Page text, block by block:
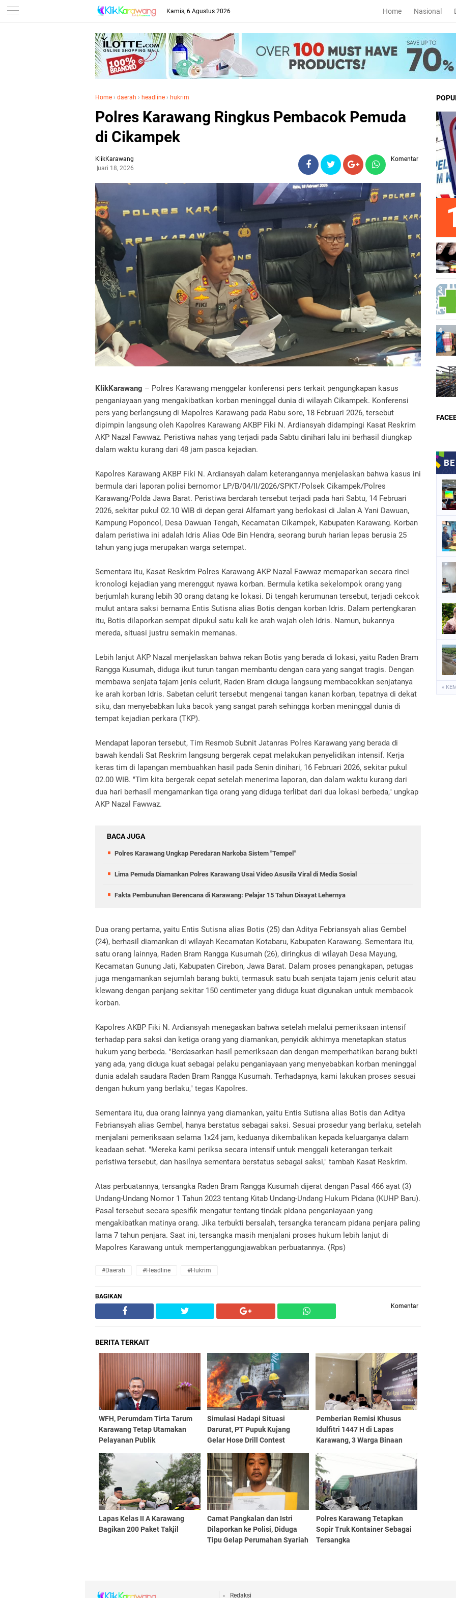
Kamis, 6 Agustus 2026 Home Nasional
Home › daerah › headline › hukrim
Polres Karawang Ringkus Pembacok Pemuda
di Cikampek
KlikKarawang
Februari 18, 2026
Komentar
KlikKarawang – Polres Karawang menggelar konferensi pers terkait pengungkapan kasus
penganiayaan yang mengakibatkan korban meninggal dunia di wilayah Cikampek. Konferensi
pers yang berlangsung di Mapolres Karawang pada Rabu sore, 18 Februari 2026, tersebut
dipimpin langsung oleh Kapolres Karawang AKBP Fiki N. Ardiansyah didampingi Kasat Reskrim
AKP Nazal Fawwaz. Peristiwa nahas yang terjadi pada Sabtu dinihari lalu ini berhasil diungkap
dalam waktu kurang dari 48 jam pasca kejadian.
Kapolres Karawang AKBP Fiki N. Ardiansyah dalam keterangannya menjelaskan bahwa kasus ini
bermula dari laporan polisi bernomor LP/B/04/II/2026/SPKT/Polsek Cikampek/Polres
Karawang/Polda Jawa Barat. Peristiwa berdarah tersebut terjadi pada hari Sabtu, 14 Februari
2026, sekitar pukul 02.10 WIB di depan gerai Alfamart yang berlokasi di Jalan A Yani Dawuan,
Kampung Poponcol, Desa Dawuan Tengah, Kecamatan Cikampek, Kabupaten Karawang. Korban
dalam peristiwa ini adalah Idris Alias Ode Bin Hendra, seorang buruh harian lepas berusia 25
tahun yang juga merupakan warga setempat.
Sementara itu, Kasat Reskrim Polres Karawang AKP Nazal Fawwaz memaparkan secara rinci
kronologi kejadian yang merenggut nyawa korban. Bermula ketika sekelompok orang yang
berjumlah kurang lebih 30 orang datang ke lokasi. Di tengah kerumunan tersebut, terjadi cekcok
mulut antara saksi bernama Entis Sutisna alias Botis dengan korban Idris. Dalam pertengkaran
itu, Botis dilaporkan sempat dipukul satu kali ke arah wajah oleh Idris. Namun, bukannya
mereda, situasi justru semakin memanas.
Lebih lanjut AKP Nazal menjelaskan bahwa rekan Botis yang berada di lokasi, yaitu Raden Bram
Rangga Kusumah, diduga ikut turun tangan membantu dengan cara yang sangat tragis. Dengan
membawa senjata tajam jenis celurit, Raden Bram diduga langsung membacokkan senjatanya
ke arah korban Idris. Sabetan celurit tersebut mengenai tangan kanan korban, tepatnya di dekat
siku, dan menyebabkan luka bacok yang sangat parah sehingga korban meninggal dunia di
tempat kejadian perkara (TKP).
Mendapat laporan tersebut, Tim Resmob Subnit Jatanras Polres Karawang yang berada di
bawah kendali Sat Reskrim langsung bergerak cepat melakukan penyelidikan intensif. Kerja
keras tim di lapangan membuahkan hasil pada Senin dinihari, 16 Februari 2026, sekitar pukul
02.00 WIB. "Tim kita bergerak cepat setelah menerima laporan, dan dalam waktu kurang dari
dua hari berhasil mengamankan tiga orang yang diduga terlibat dari dua lokasi berbeda," ungkap
AKP Nazal Fawwaz.
BACA JUGA
Polres Karawang Ungkap Peredaran Narkoba Sistem "Tempel"
Lima Pemuda Diamankan Polres Karawang Usai Video Asusila Viral di Media Sosial
Fakta Pembunuhan Berencana di Karawang: Pelajar 15 Tahun Disayat Lehernya
Dua orang pertama, yaitu Entis Sutisna alias Botis (25) dan Aditya Febriansyah alias Gembel
(24), berhasil diamankan di wilayah Kecamatan Kotabaru, Kabupaten Karawang. Sementara itu,
satu orang lainnya, Raden Bram Rangga Kusumah (26), diringkus di wilayah Desa Mayung,
Kecamatan Gunung Jati, Kabupaten Cirebon, Jawa Barat. Dalam proses penangkapan, petugas
juga mengamankan sejumlah barang bukti, termasuk satu buah senjata tajam jenis celurit atau
klewang dengan panjang sekitar 150 centimeter yang diduga kuat digunakan untuk membacok
korban.
Kapolres AKBP Fiki N. Ardiansyah menegaskan bahwa setelah melalui pemeriksaan intensif
terhadap para saksi dan ketiga orang yang diamankan, penyidik akhirnya menetapkan status
hukum yang berbeda. "Berdasarkan hasil pemeriksaan dan dengan memperhatikan barang bukti
yang ada, yang diduga kuat sebagai pelaku penganiayaan yang menyebabkan korban meninggal
dunia adalah saudara Raden Bram Rangga Kusumah. Terhadapnya, kami lakukan proses sesuai
dengan hukum yang berlaku," tegas Kapolres.
Sementara itu, dua orang lainnya yang diamankan, yaitu Entis Sutisna alias Botis dan Aditya
Febriansyah alias Gembel, hanya berstatus sebagai saksi. Sesuai prosedur yang berlaku, setelah
menjalani pemeriksaan selama 1x24 jam, keduanya dikembalikan kepada keluarganya dalam
keadaan sehat. "Mereka kami periksa secara intensif untuk menggali keterangan terkait
peristiwa tersebut, dan hasilnya sementara berstatus sebagai saksi," tambah Kasat Reskrim.
Atas perbuatannya, tersangka Raden Bram Rangga Kusumah dijerat dengan Pasal 466 ayat (3)
Undang-Undang Nomor 1 Tahun 2023 tentang Kitab Undang-Undang Hukum Pidana (KUHP Baru).
Pasal tersebut secara spesifik mengatur tentang tindak pidana penganiayaan yang
mengakibatkan matinya orang. Jika terbukti bersalah, tersangka terancam pidana penjara paling
lama 7 tahun penjara. Saat ini, tersangka masih menjalani proses hukum lebih lanjut di
Mapolres Karawang untuk mempertanggungjawabkan perbuatannya. (Rps)
#daerah #headline #hukrim
BAGIKAN
Komentar
BERITA TERKAIT
WFH, Perumdam Tirta Tarum
Karawang Tetap Utamakan
Pelayanan Publik
Simulasi Hadapi Situasi
Darurat, PT Pupuk Kujang
Gelar Hose Drill Contest
Pemberian Remisi Khusus
Idulfitri 1447 H di Lapas
Karawang, 3 Warga Binaan
Lapas Kelas II A Karawang
Bagikan 200 Paket Takjil
Camat Pangkalan dan Istri
Dilaporkan ke Polisi, Diduga
Tipu Gelap Perumahan Syariah
Polres Karawang Tetapkan
Sopir Truk Kontainer Sebagai
Tersangka
«
Redaksi